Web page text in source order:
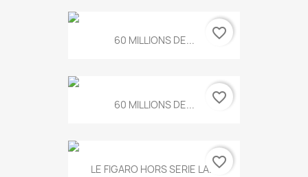
60 MILLIONS DE... favorite_border
60 MILLIONS DE... favorite_border
LE FIGARO HORS SERIE LA...favorite_border